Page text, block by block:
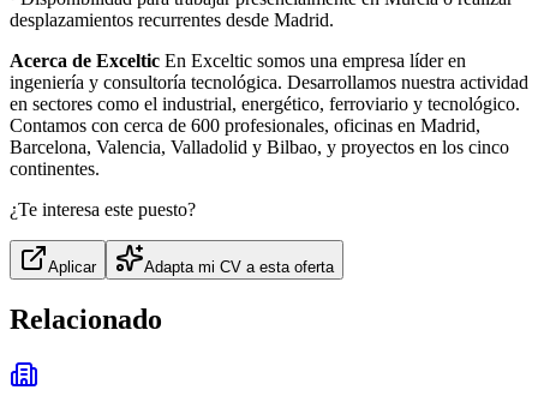
desplazamientos recurrentes desde Madrid.
Acerca de Exceltic En Exceltic somos una empresa líder en
ingeniería y consultoría tecnológica. Desarrollamos nuestra actividad
en sectores como el industrial, energético, ferroviario y tecnológico.
Contamos con cerca de 600 profesionales, oficinas en Madrid,
Barcelona, Valencia, Valladolid y Bilbao, y proyectos en los cinco
continentes.
¿Te interesa este puesto?
Aplicar Adapta mi CV a esta oferta
Relacionado